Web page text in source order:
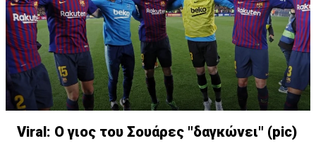
Viral: Ο γιος του Σουάρες "δαγκώνει" (pic)